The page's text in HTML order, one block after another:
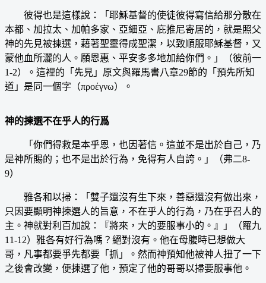
彼得也是這樣說：「耶穌基督的使徒彼得寫信給那分散在
本都、加拉太、加帕多家、亞細亞、庇推尼寄居的，就是照父
神的先見被揀選，藉著聖靈得成聖潔，以致順服耶穌基督，又
蒙他血所灑的人。願恩惠、平安多多地加給你們。」（彼前一
1-2）。這裡的「先見」原文與羅馬書八章29節的「預先所知
道」是同一個字（προέγνω）。
神的揀選不在乎人的行爲
「你們得救是本乎恩，也因著信。這並不是出於自己，乃
是神所賜的；也不是出於行為，免得有人自誇。」（弗二8-
9）
雅各和以掃：「雙子還沒有生下來，善惡還沒有做出來，
只因要顯明神揀選人的旨意，不在乎人的行為，乃在乎召人的
主。神就對利百加說：『將來，大的要服事小的。』」（羅九
11-12）雅各有好行為嗎？絕對沒有。他在母腹時已想做大
哥，凡事都要爭先都要「抓」。然而神預知他被神人扭了一下
之後會改變，便揀選了他，預定了他的哥哥以掃要服事他。